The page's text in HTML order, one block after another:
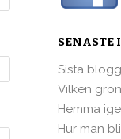
SENASTE
Sista
Vilken
Hemma
Hur man